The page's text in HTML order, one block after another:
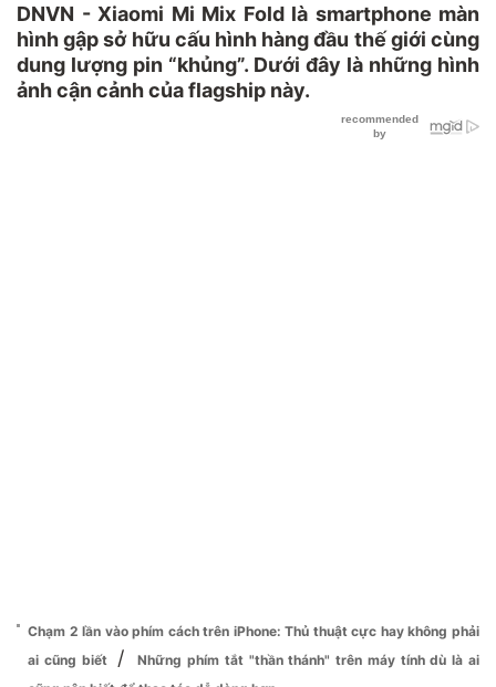
DNVN - Xiaomi Mi Mix Fold là smartphone màn
hình gập sở hữu cấu hình hàng đầu thế giới cùng
dung lượng pin “khủng”. Dưới đây là những hình
ảnh cận cảnh của flagship này.
Chạm 2 lần vào phím cách trên iPhone: Thủ thuật cực hay không phải
ai cũng biết
/
Những phím tắt "thần thánh" trên máy tính dù là ai